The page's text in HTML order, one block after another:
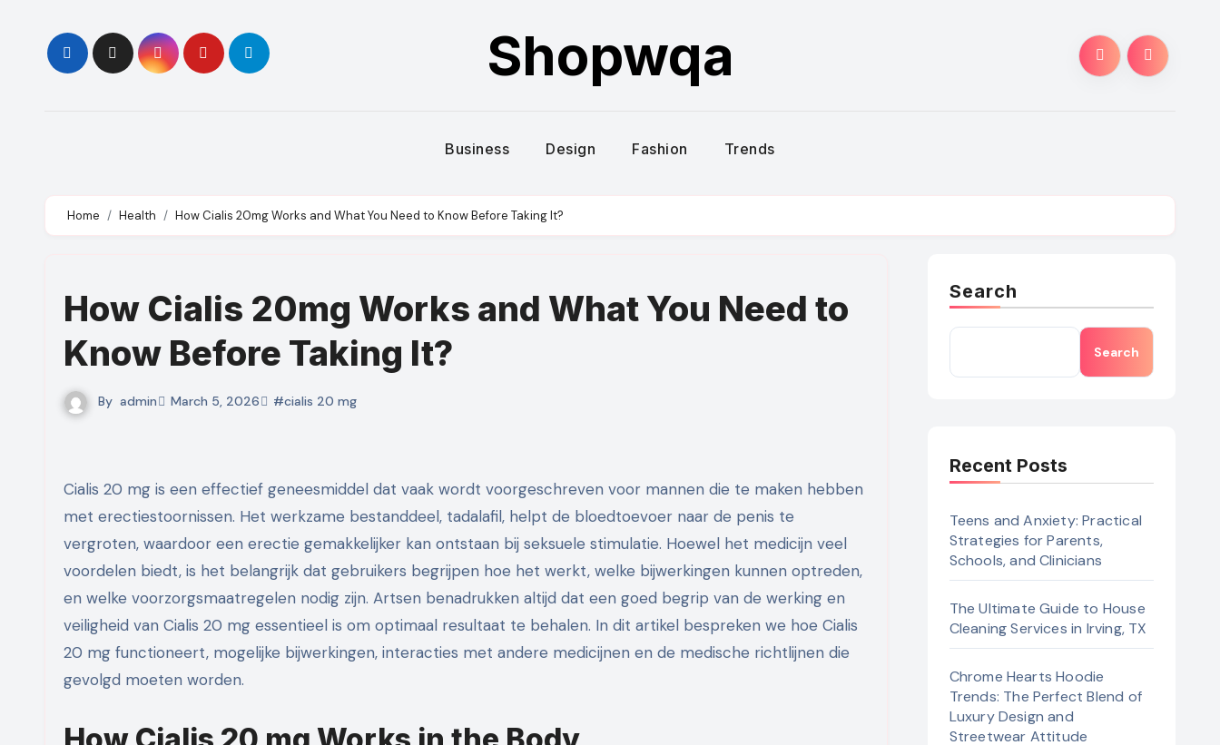
content
Shopwqa
Business Design Fashion Trends
Home Health How Cialis 20mg Works and What You Need to Know Before Taking It?
How Cialis 20mg Works and What You Need to
Know Before Taking It?
By admin March 5, 2026 #cialis 20 mg
Cialis 20 mg is een effectief geneesmiddel dat vaak wordt voorgeschreven voor mannen die te maken hebben
met erectiestoornissen. Het werkzame bestanddeel, tadalafil, helpt de bloedtoevoer naar de penis te
vergroten, waardoor een erectie gemakkelijker kan ontstaan bij seksuele stimulatie. Hoewel het medicijn veel
voordelen biedt, is het belangrijk dat gebruikers begrijpen hoe het werkt, welke bijwerkingen kunnen optreden,
en welke voorzorgsmaatregelen nodig zijn. Artsen benadrukken altijd dat een goed begrip van de werking en
veiligheid van Cialis 20 mg essentieel is om optimaal resultaat te behalen. In dit artikel bespreken we hoe Cialis
20 mg functioneert, mogelijke bijwerkingen, interacties met andere medicijnen en de medische richtlijnen die
gevolgd moeten worden.
Search
Search
Recent Posts
Teens and Anxiety: Practical
Strategies for Parents,
Schools, and Clinicians
The Ultimate Guide to House
Cleaning Services in Irving, TX
Chrome Hearts Hoodie
Trends: The Perfect Blend of
Luxury Design and
Streetwear Attitude